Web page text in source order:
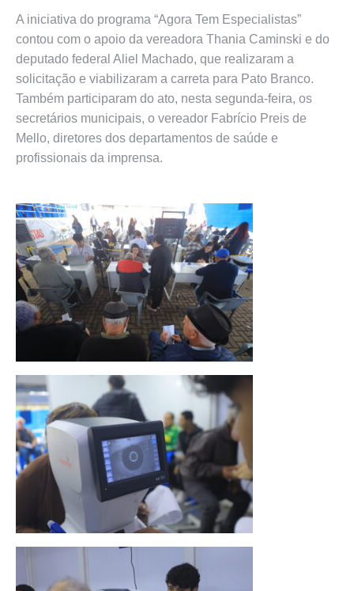
A iniciativa do programa “Agora Tem Especialistas”
contou com o apoio da vereadora Thania Caminski e do
deputado federal Aliel Machado, que realizaram a
solicitação e viabilizaram a carreta para Pato Branco.
Também participaram do ato, nesta segunda-feira, os
secretários municipais, o vereador Fabrício Preis de
Mello, diretores dos departamentos de saúde e
profissionais da imprensa.